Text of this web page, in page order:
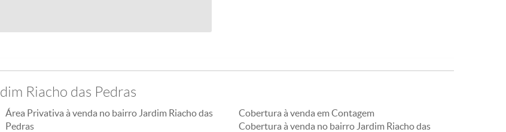
Riacho das Pedras
Área Privativa à venda no bairro Jardim Riacho das
Pedras
Cobertura à venda em Contagem
Cobertura à venda no bairro Jardim Riacho das